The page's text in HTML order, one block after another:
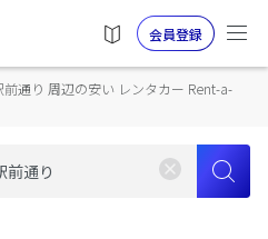
会員登録
通り 周辺の安い レンタカー Rent-a-